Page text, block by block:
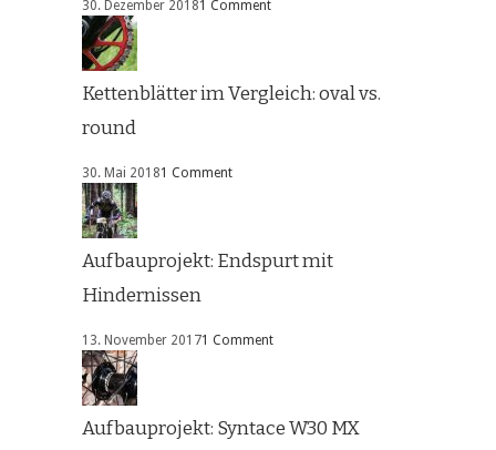
30. Dezember 20181 Comment
Kettenblätter im Vergleich: oval vs.
round
30. Mai 20181 Comment
Aufbauprojekt: Endspurt mit
Hindernissen
13. November 20171 Comment
Aufbauprojekt: Syntace W30 MX